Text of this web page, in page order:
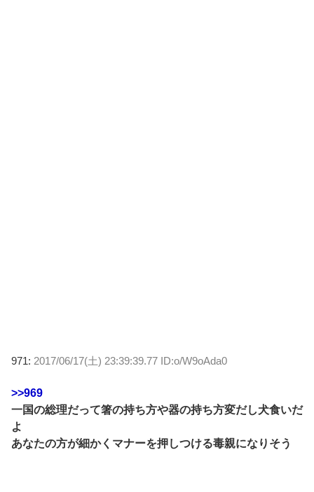
971: 2017/06/17(土) 23:39:39.77 ID:o/W9oAda0
>>969
一国の総理だって箸の持ち方や器の持ち方変だし犬食いだ
よ
あなたの方が細かくマナーを押しつける毒親になりそう